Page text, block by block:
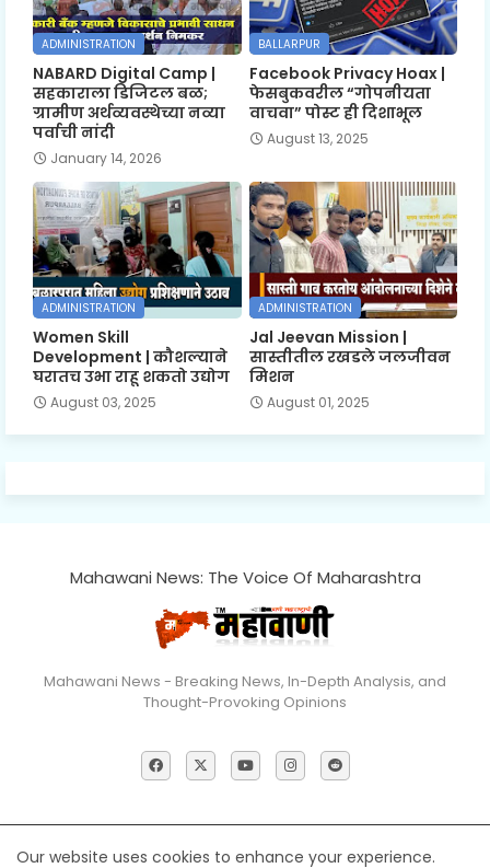
ADMINISTRATION
NABARD Digital Camp |
सहकाराला डिजिटल बळ;
ग्रामीण अर्थव्यवस्थेच्या नव्या
पर्वाची नांदी
January 14, 2026
BALLARPUR
Facebook Privacy Hoax |
फेसबुकवरील “गोपनीयता
वाचवा” पोस्ट ही दिशाभूल
August 13, 2025
ADMINISTRATION
Women Skill
Development | कौशल्याने
घरातच उभा राहू शकतो उद्योग
August 03, 2025
ADMINISTRATION
Jal Jeevan Mission |
सास्तीतील रखडले जलजीवन
मिशन
August 01, 2025
Mahawani News: The Voice Of Maharashtra
Mahawani News - Breaking News, In-Depth Analysis, and
Thought-Provoking Opinions
Home Contact us Privacy Policy
Our website uses cookies to enhance your experience.